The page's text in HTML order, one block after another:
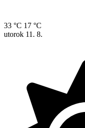
33 °C 17 °C
utorok 11. 8.